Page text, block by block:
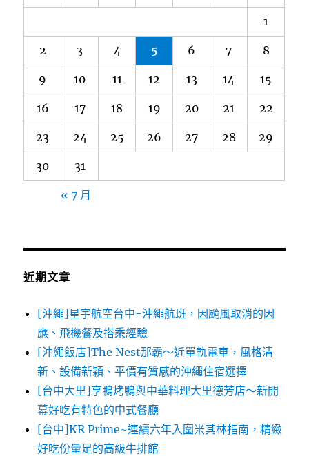
1
2 3 4 5 6 7 8
9 10 11 12 13 14 15
16 17 18 19 20 21 22
23 24 25 26 27 28 29
30 31
« 7 月
近期文章
[沖繩]星宇航空台中-沖繩航班，因颱風取消的因
應、飛機餐及搭乘經驗
[沖繩飯店]The Nest那霸～近單軌電車，風格清
新、設備新穎、平價有質感的沖繩住宿選擇
[台中大里]享鴨烤鴨與中華料理大里德芳店～新開
幕好吃有特色的中式餐廳
[台中]KR Prime~連續六年入圍米其林指南，精緻
好吃份量足的高級牛排館